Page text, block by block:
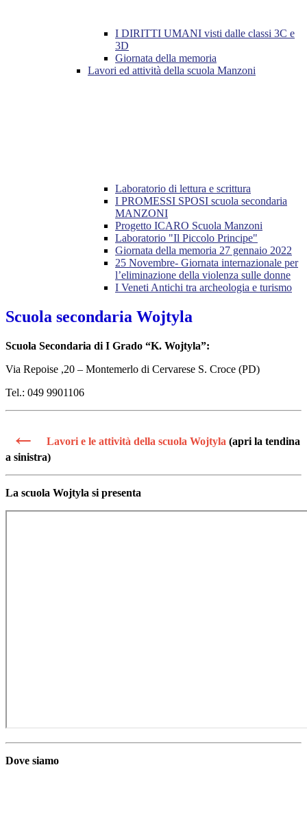
I DIRITTI UMANI visti dalle classi 3C e
3D
Giornata della memoria
Lavori ed attività della scuola Manzoni
Laboratorio di lettura e scrittura
I PROMESSI SPOSI scuola secondaria
MANZONI
Progetto ICARO Scuola Manzoni
Laboratorio "Il Piccolo Principe"
Giornata della memoria 27 gennaio 2022
25 Novembre- Giornata internazionale per
l’eliminazione della violenza sulle donne
I Veneti Antichi tra archeologia e turismo
Scuola secondaria Wojtyla
Scuola Secondaria di I Grado “K. Wojtyla”:
Via Repoise ,20 – Montemerlo di Cervarese S. Croce (PD)
Tel.: 049 9901106
← Lavori e le attività della scuola Wojtyla (apri la tendina
a sinistra)
La scuola Wojtyla si presenta
Dove siamo